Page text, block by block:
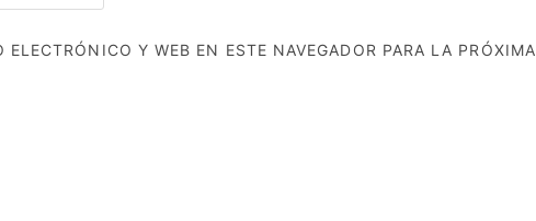
ELECTRÓNICO Y WEB EN ESTE NAVEGADOR PARA LA PRÓXIMA